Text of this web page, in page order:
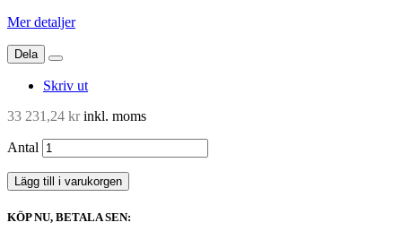
Mer detaljer
Dela
Skriv ut
33 231,24 krinkl. moms
Antal
Lägg till i varukorgen
KÖP NU, BETALA SEN: